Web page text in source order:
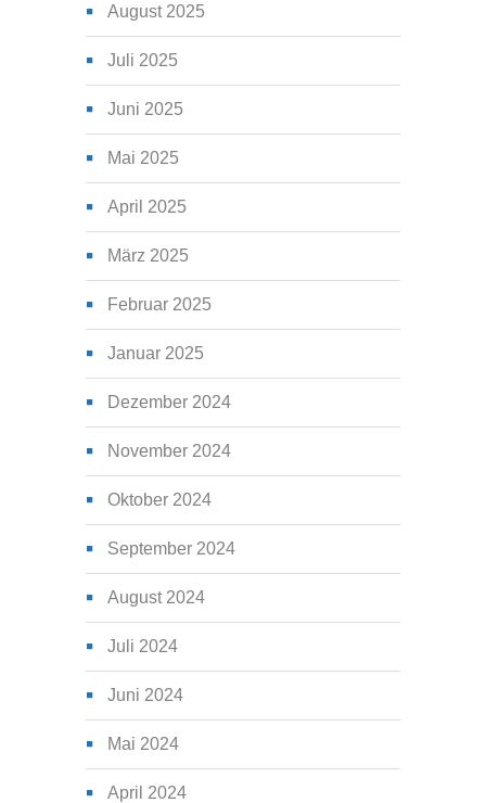
August 2025
Juli 2025
Juni 2025
Mai 2025
April 2025
März 2025
Februar 2025
Januar 2025
Dezember 2024
November 2024
Oktober 2024
September 2024
August 2024
Juli 2024
Juni 2024
Mai 2024
April 2024